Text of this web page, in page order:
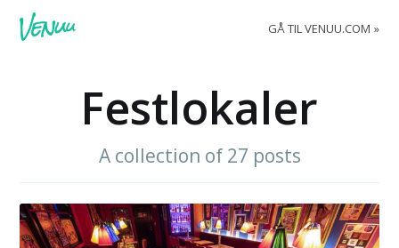
GÅ TIL VENUU.COM
Festlokaler
A collection of 27 posts